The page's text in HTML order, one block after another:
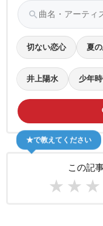
search
切ない恋心 夏
井上陽水 少年
この記
★ ★ ★
★で教えてください